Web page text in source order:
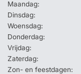
Maandag:
Dinsdag:
Woensdag:
Donderdag:
Vrijdag:
Zaterdag:
Zon- en feestdagen: